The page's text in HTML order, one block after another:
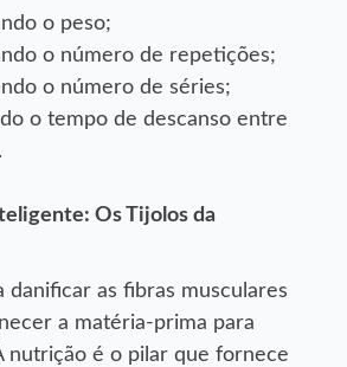
o peso;
o número de repetições;
o número de séries;
o tempo de descanso entre
Os Tijolos da
danificar as fibras musculares
a matéria-prima para
nutrição é o pilar que fornece